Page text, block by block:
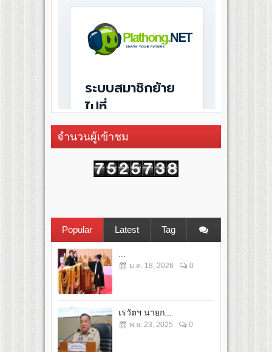
จำนวนผู้เข้าชม
Popular Latest Tag
ม.ค. 18, 2026 0
เรวัตฯ นายก...
พ.ย. 23, 2025 0